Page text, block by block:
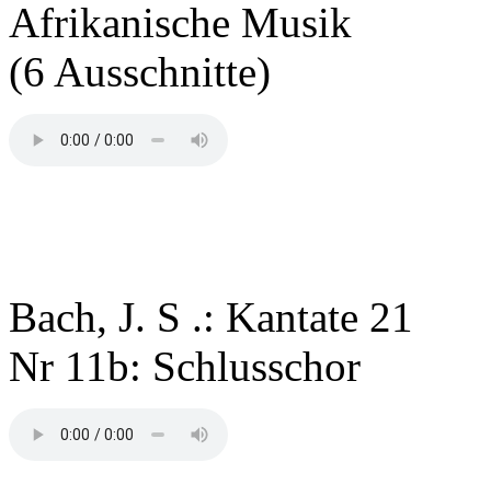
Afrikanische Musik
(6 Ausschnitte)
Bach, J. S .: Kantate 21
Nr 11b: Schlusschor